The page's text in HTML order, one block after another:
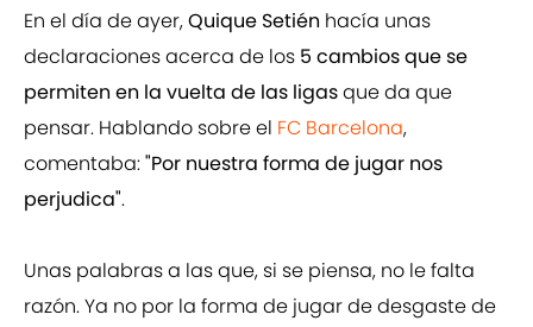
En el día de ayer,Quique Setién hacía unas
declaraciones acerca de los 5 cambios que se
permiten en la vuelta de las ligasque da que
pensar. Hablando sobre el FC Barcelona,
comentaba:"Por nuestra forma de jugar nos
perjudica".
Unas palabras a las que, si se piensa, no le falta
razón. Ya no por la forma de jugar de desgaste de